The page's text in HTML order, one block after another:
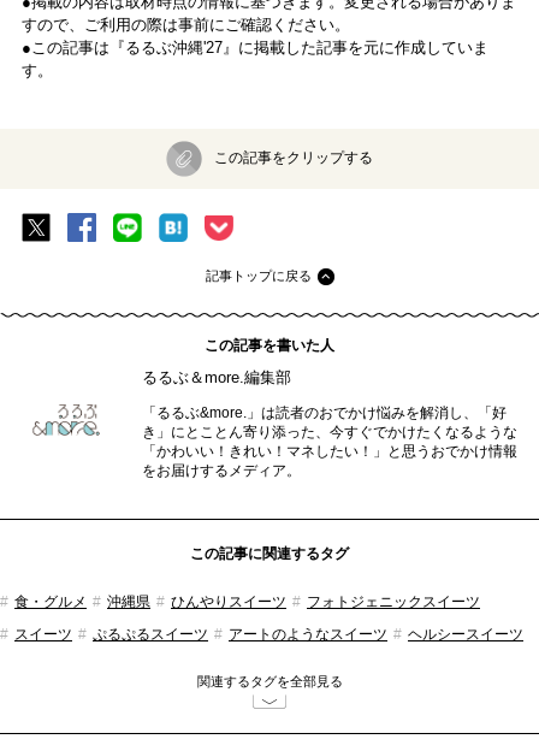
すので、ご利用の際は事前にご確認ください。
●この記事は『るるぶ沖縄'27』に掲載した記事を元に作成していま
す。
この記事をクリップする
記事トップに戻る
この記事を書いた人
るるぶ＆more.編集部
「るるぶ&more.」は読者のおでかけ悩みを解消し、「好
き」にとことん寄り添った、今すぐでかけたくなるような
「かわいい！きれい！マネしたい！」と思うおでかけ情報
をお届けするメディア。
この記事に関連するタグ
食・グルメ 沖縄県 ひんやりスイーツ
フォトジェニックスイーツ
スイーツ
ぷるぷるスイーツ アートのようなスイーツ
ヘルシースイーツ
るるぶ&more.編集部
関連するタグを全部見る